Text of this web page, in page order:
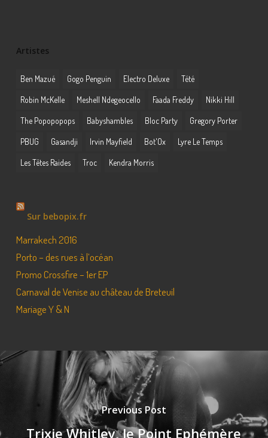
Artistes
Ben Mazué Gogo Penguin Electro Deluxe Tété
Robin McKelle Meshell Ndegeocello Faada Freddy Nikki Hill
The Popopopops Babyshambles Bloc Party Gregory Porter
PBUG Gasandji Irvin Mayfield Bot'Ox Lyre Le Temps
Les Têtes Raides Troc Kendra Morris
Sur bebopix.fr
Marrakech 2016
Porto – des rues à l’océan
Promo Crossfire – 1er EP
Carnaval de Venise au château de Breteuil
Mariage Y & N
Previous Post
Trixie Whitley, le Point Ephémère